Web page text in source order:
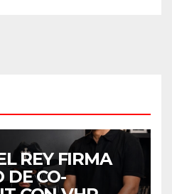
REY FIRMA
DE CO-